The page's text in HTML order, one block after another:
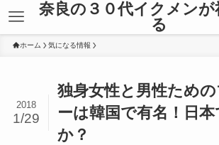
奈良の３０代イクメンが
る
ホーム 気になる情報
独身女性と男性ため
ーは韓国で有名！日
か？
2018
1/29